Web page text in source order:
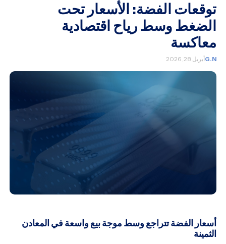
توقعات الفضة: الأسعار تحت
الضغط وسط رياح اقتصادية
معاكسة
G.Nأبريل 28, 2026
أسعار الفضة تتراجع وسط موجة بيع واسعة في المعادن
الثمينة